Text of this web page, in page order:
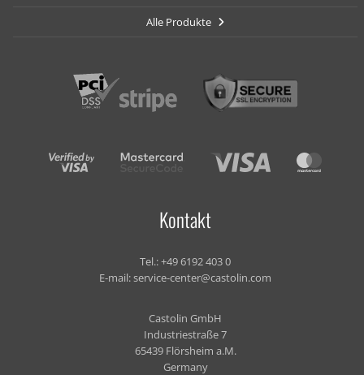
Alle Produkte
Kontakt
Tel.:+49 6192 403 0
E-mail:service-center@castolin.com
Castolin GmbH
Industriestraße 7
65439 Flörsheim a.M.
Germany